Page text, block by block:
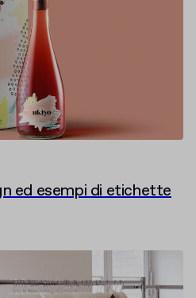
ed esempi di etichette